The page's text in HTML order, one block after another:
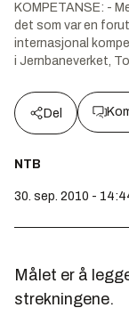
KOMPETANSE: -
det som var en
internasjonal
i Jernbaneverket,
Del
NTB
30. sep. 2010 -
Målet er å
strekningene.